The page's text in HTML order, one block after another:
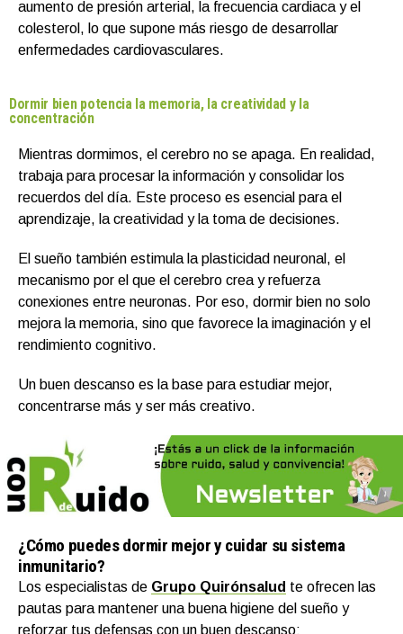
aumento de presión arterial, la frecuencia cardiaca y el
colesterol, lo que supone más riesgo de desarrollar
enfermedades cardiovasculares.
Dormir bien potencia la memoria, la creatividad y la
concentración
Mientras dormimos, el cerebro no se apaga. En realidad,
trabaja para procesar la información y consolidar los
recuerdos del día. Este proceso es esencial para el
aprendizaje, la creatividad y la toma de decisiones.
El sueño también estimula la plasticidad neuronal, el
mecanismo por el que el cerebro crea y refuerza
conexiones entre neuronas. Por eso, dormir bien no solo
mejora la memoria, sino que favorece la imaginación y el
rendimiento cognitivo.
Un buen descanso es la base para estudiar mejor,
concentrarse más y ser más creativo.
¿Cómo puedes dormir mejor y cuidar su sistema
inmunitario?
Los especialistas de Grupo Quirónsalud te ofrecen las
pautas para mantener una buena higiene del sueño y
reforzar tus defensas con un buen descanso: